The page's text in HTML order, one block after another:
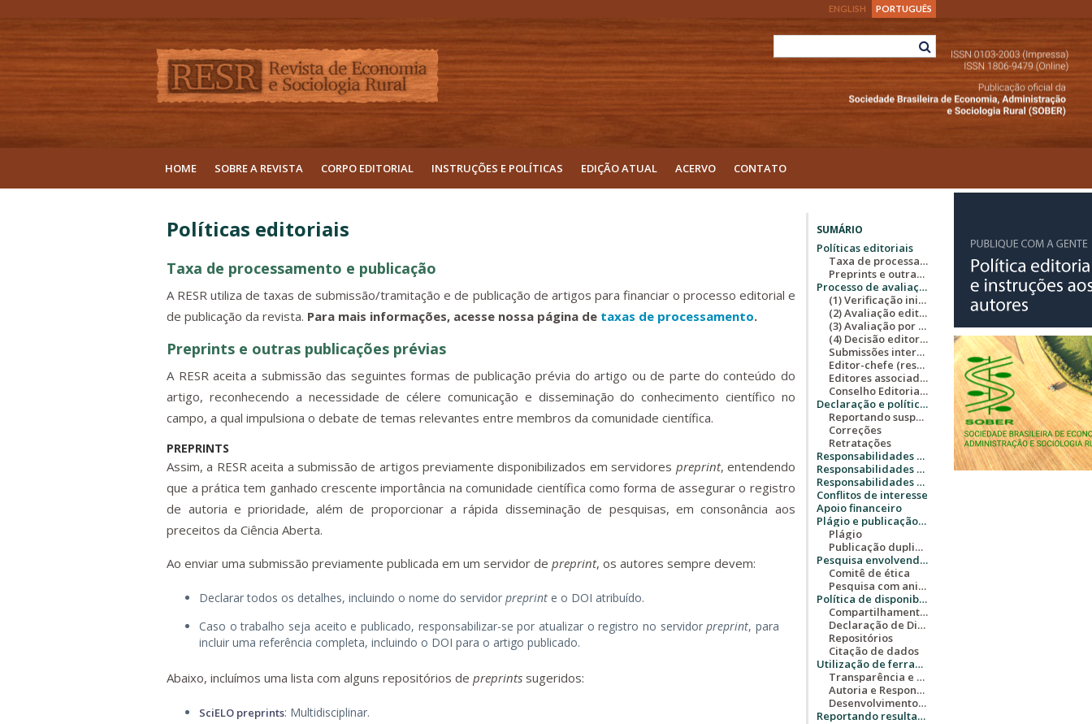
ENGLISH PORTUGUÊS
HOME SOBRE A REVISTA CORPO EDITORIAL INSTRUÇÕES E POLÍTICAS EDIÇÃO ATUAL ACERVO CONTATO
Políticas editoriais
Taxa de processamento e publicação
A RESR utiliza de taxas de submissão/tramitação e de publicação de artigos para financiar o processo editorial e
de publicação da revista. Para mais informações, acesse nossa página de taxas de processamento.
Preprints e outras publicações prévias
A RESR aceita a submissão das seguintes formas de publicação prévia do artigo ou de parte do conteúdo do
artigo, reconhecendo a necessidade de célere comunicação e disseminação do conhecimento científico no
campo, a qual impulsiona o debate de temas relevantes entre membros da comunidade científica.
PREPRINTS
Assim, a RESR aceita a submissão de artigos previamente disponibilizados em servidores preprint, entendendo
que a prática tem ganhado crescente importância na comunidade científica como forma de assegurar o registro
de autoria e prioridade, além de proporcionar a rápida disseminação de pesquisas, em consonância aos
preceitos da Ciência Aberta.
Ao enviar uma submissão previamente publicada em um servidor depreprint, os autores sempre devem:
Declarar todos os detalhes, incluindo o nome do servidorpreprint e o DOI atribuído.
Caso o trabalho seja aceito e publicado, responsabilizar-se por atualizar o registro no servidorpreprint, para
incluir uma referência completa, incluindo o DOI para o artigo publicado.
Abaixo, incluímos uma lista com alguns repositórios depreprints sugeridos:
SciELO preprints: Multidisciplinar.
SUMÁRIO
Políticas editoriais
Taxa de processamento e publicação
Preprints e outras publicações prévias
Processo de avaliação por pares
(1) Verificação inicial (desk review)
(2) Avaliação editorial inicial
(3) Avaliação por pares (peer review)¹
(4) Decisão editorial²
Submissões internas
Editor-chefe (responsabilidades e seleção)
Editores associados (responsabilidades e seleção)
Conselho Editorial (responsabilidades e seleção)
Declaração e políticas de ética na pesquisa e na publicação
Reportando suspeitas e problemas
Correções
Retratações
Responsabilidades dos editores
Responsabilidades dos autores
Responsabilidades dos avaliadores
Conflitos de interesse
Apoio financeiro
Plágio e publicação duplicada
Plágio
Publicação duplicada
Pesquisa envolvendo humanos e animais
Comitê de ética
Pesquisa com animais
Política de disponibilidade de dados abertos
Compartilhamento de dados
Declaração de Disponibilidade de Dados
Repositórios
Citação de dados
Utilização de ferramentas de Inteligência Artificial (IA)
Transparência e Declaração
Autoria e Responsabilidade
Desenvolvimento Contínuo de Políticas
Reportando resultados de pesquisa (Reporting guidelines)